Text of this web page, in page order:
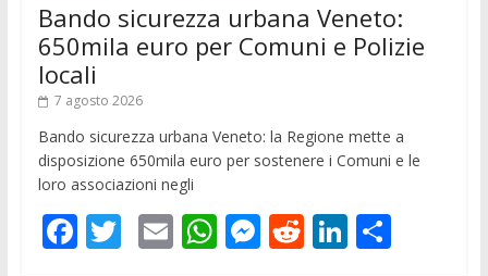
Bando sicurezza urbana Veneto:
650mila euro per Comuni e Polizie
locali
7 agosto 2026
Bando sicurezza urbana Veneto: la Regione mette a
disposizione 650mila euro per sostenere i Comuni e le
loro associazioni negli
F T E W M R Li C